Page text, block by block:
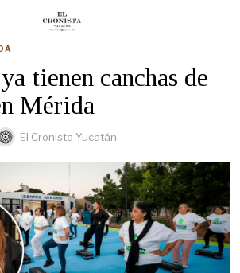
tienen canchas de
Mérida
El Cronista Yucatán